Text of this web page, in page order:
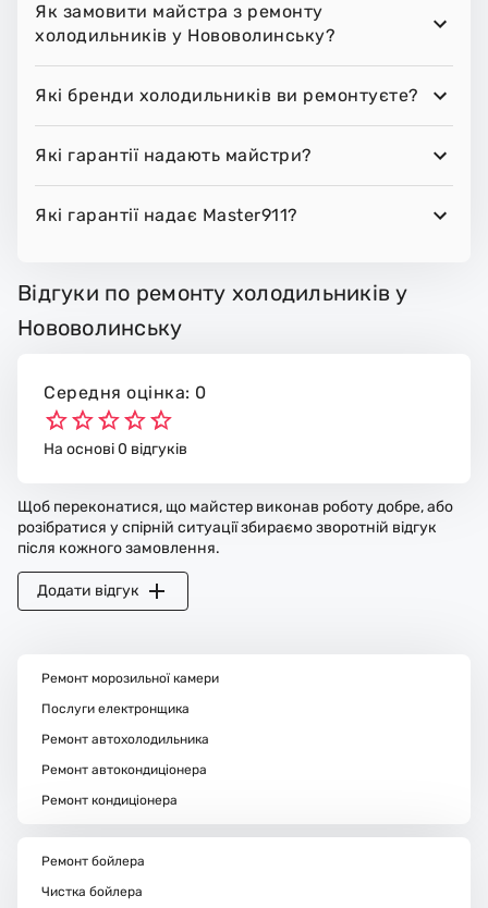
Як замовити майстра з ремонту
холодильників у Нововолинську?
Які бренди холодильників ви ремонтуєте?
Які гарантії надають майстри?
Які гарантії надає Master911?
Відгуки по ремонту холодильників у
Нововолинську
Середня оцінка: 0
На основі 0 відгуків
Щоб переконатися, що майстер виконав роботу добре, або
розібратися у спірній ситуації збираємо зворотній відгук
після кожного замовлення.
Додати відгук
Ремонт морозильної камери
Послуги електронщика
Ремонт автохолодильника
Ремонт автокондиціонера
Ремонт кондиціонера
Ремонт бойлера
Чистка бойлера